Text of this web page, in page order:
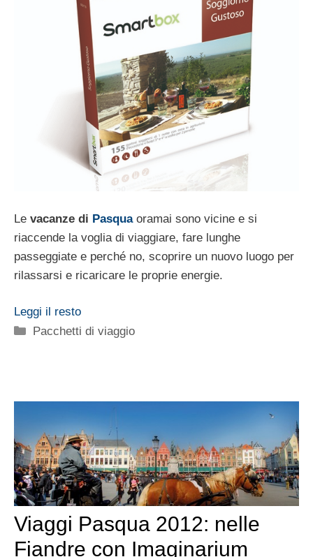
Le vacanze di Pasquaoramai sono vicine e si
riaccende la voglia di viaggiare, fare lunghe
passeggiate e perché no, scoprire un nuovo luogo per
rilassarsi e ricaricare le proprie energie.
Leggi il resto
Categorie
Pacchetti di viaggio
Viaggi Pasqua 2012: nelle
Fiandre con Imaginarium